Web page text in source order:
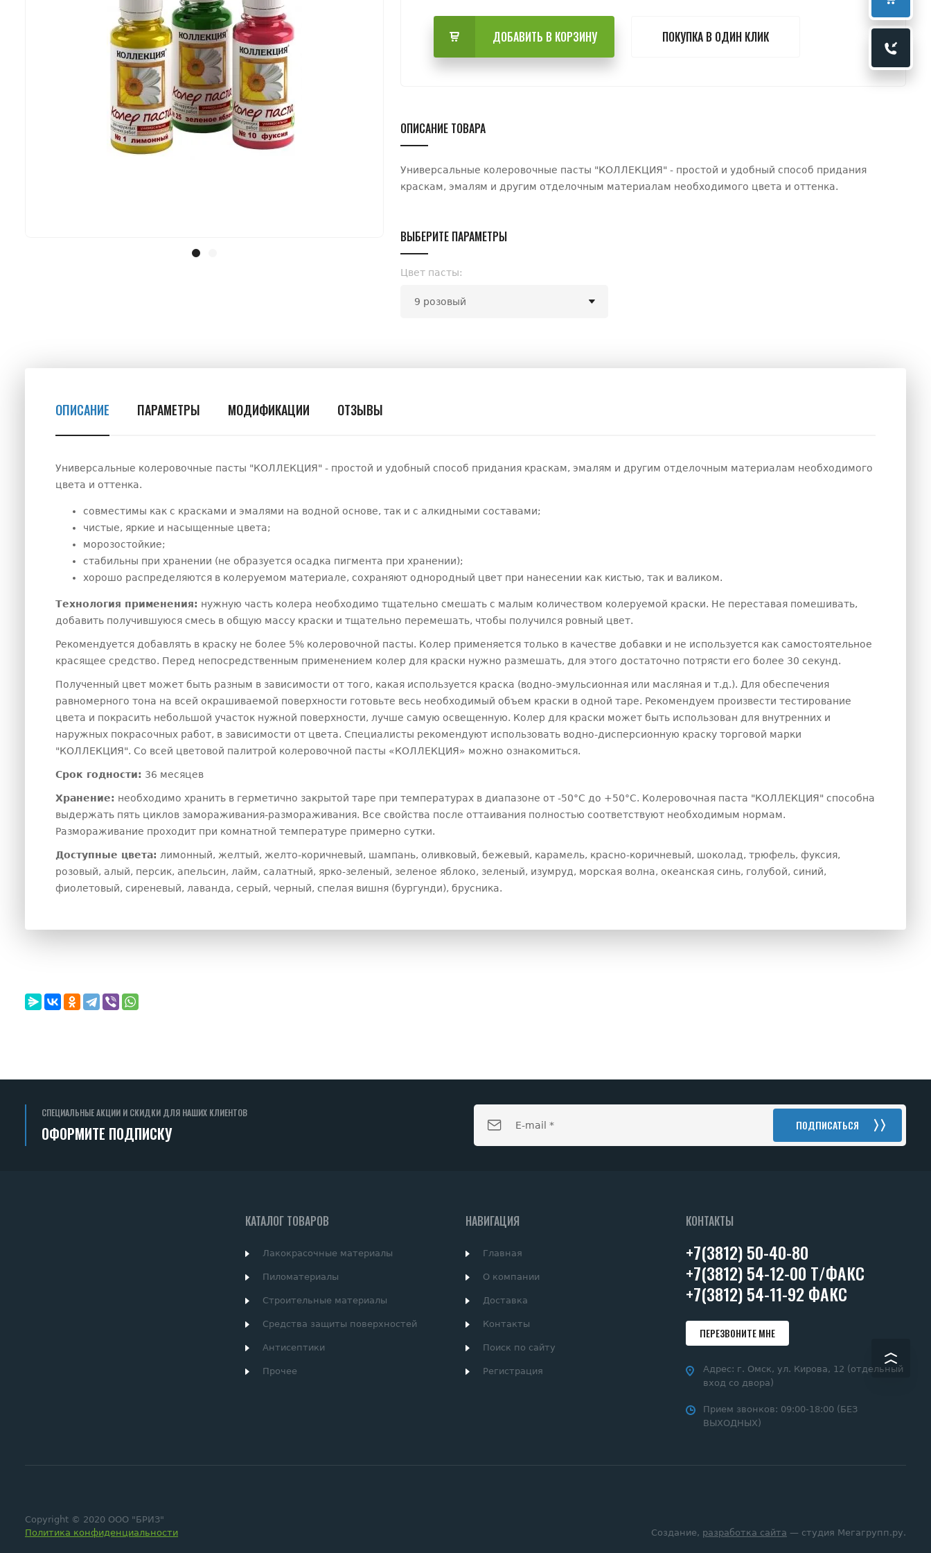
ДОБАВИТЬ В КОРЗИНУ ПОКУПКА В ОДИН КЛИК
ОПИСАНИЕ ТОВАРА
Универсальные колеровочные пасты "КОЛЛЕКЦИЯ" - простой и удобный способ придания
краскам, эмалям и другим отделочным материалам необходимого цвета и оттенка.
ВЫБЕРИТЕ ПАРАМЕТРЫ
Цвет пасты:
ОПИСАНИЕ ПАРАМЕТРЫ МОДИФИКАЦИИ ОТЗЫВЫ
Универсальные колеровочные пасты "КОЛЛЕКЦИЯ" - простой и удобный способ придания краскам, эмалям и другим отделочным материалам необходимого
цвета и оттенка.
совместимы как с красками и эмалями на водной основе, так и с алкидными составами;
чистые, яркие и насыщенные цвета;
морозостойкие;
стабильны при хранении (не образуется осадка пигмента при хранении);
хорошо распределяются в колеруемом материале, сохраняют однородный цвет при нанесении как кистью, так и валиком.
Технология применения: нужную часть колера необходимо тщательно смешать с малым количеством колеруемой краски. Не переставая помешивать,
добавить получившуюся смесь в общую массу краски и тщательно перемешать, чтобы получился ровный цвет.
Рекомендуется добавлять в краску не более 5% колеровочной пасты. Колер применяется только в качестве добавки и не используется как самостоятельное
красящее средство. Перед непосредственным применением колер для краски нужно размешать, для этого достаточно потрясти его более 30 секунд.
Полученный цвет может быть разным в зависимости от того, какая используется краска (водно-эмульсионная или масляная и т.д.). Для обеспечения
равномерного тона на всей окрашиваемой поверхности готовьте весь необходимый объем краски в одной таре. Рекомендуем произвести тестирование
цвета и покрасить небольшой участок нужной поверхности, лучше самую освещенную. Колер для краски может быть использован для внутренних и
наружных покрасочных работ, в зависимости от цвета. Специалисты рекомендуют использовать водно-дисперсионную краску торговой марки
"КОЛЛЕКЦИЯ". Со всей цветовой палитрой колеровочной пасты «КОЛЛЕКЦИЯ» можно ознакомиться.
Срок годности: 36 месяцев
Хранение: необходимо хранить в герметично закрытой таре при температурах в диапазоне от -50°С до +50°С. Колеровочная паста "КОЛЛЕКЦИЯ" способна
выдержать пять циклов замораживания-размораживания. Все свойства после оттаивания полностью соответствуют необходимым нормам.
Размораживание проходит при комнатной температуре примерно сутки.
Доступные цвета: лимонный, желтый, желто-коричневый, шампань, оливковый, бежевый, карамель, красно-коричневый, шоколад, трюфель, фуксия,
розовый, алый, персик, апельсин, лайм, салатный, ярко-зеленый, зеленое яблоко, зеленый, изумруд, морская волна, океанская синь, голубой, синий,
фиолетовый, сиреневый, лаванда, серый, черный, спелая вишня (бургунди), брусника.
СПЕЦИАЛЬНЫЕ АКЦИИ И СКИДКИ ДЛЯ НАШИХ КЛИЕНТОВ
ОФОРМИТЕ ПОДПИСКУ ПОДПИСАТЬСЯ
КАТАЛОГ ТОВАРОВ
Лакокрасочные материалы
Пиломатериалы
Строительные материалы
Средства защиты поверхностей
Антисептики
Прочее
НАВИГАЦИЯ
Главная
О компании
Доставка
Контакты
Поиск по сайту
Регистрация
КОНТАКТЫ
+7(3812) 50-40-80
+7(3812) 54-12-00 Т/ФАКС
+7(3812) 54-11-92 ФАКС
ПЕРЕЗВОНИТЕ МНЕ
Адрес: г. Омск, ул. Кирова, 12 (отдельный
вход со двора)
Прием звонков: 09:00-18:00 (БЕЗ
ВЫХОДНЫХ)
Copyright © 2020 ООО "БРИЗ"
Политика конфиденциальности
Создание, разработка сайта — студия Мегагрупп.ру.